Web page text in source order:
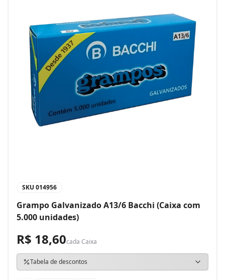
SKU 014956
Grampo Galvanizado A13/6 Bacchi (Caixa com
5.000 unidades)
R$ 18,60cada Caixa
Tabela de descontos